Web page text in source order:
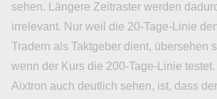
sehen. Längere Zeitraster werden
irrelevant. Nur weil die 20-Tage-Linie
Tradern als Taktgeber dient, übersehen
wenn der Kurs die 200-Tage-Linie
Aixtron auch deutlich sehen, ist, dass